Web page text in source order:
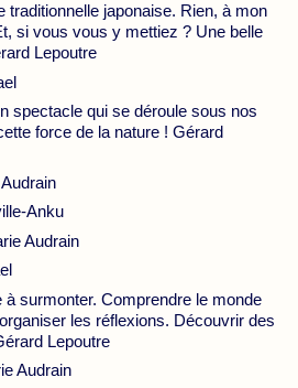
traditionnelle japonaise. Rien, à mon
si vous vous y mettiez ? Une belle
Lepoutre
spectacle qui se déroule sous nos
force de la nature ! Gérard
Anku
Audrain
surmonter. Comprendre le monde
les réflexions. Découvrir des
Lepoutre
Audrain